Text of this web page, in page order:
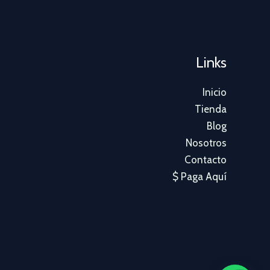
Links
Inicio
Tienda
Blog
Nosotros
Contacto
$ Paga Aquí